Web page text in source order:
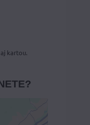
kartou.